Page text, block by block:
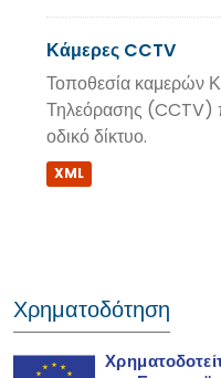
Κάμερες CCTV
Τοποθεσία καμερών
Τηλεόρασης (CCTV)
οδικό δίκτυο.
XML
Χρηματοδότηση